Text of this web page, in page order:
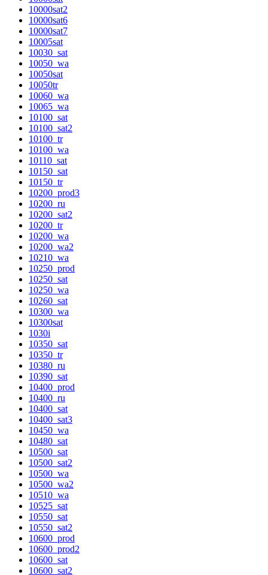
10000sat2
10000sat6
10000sat7
10005sat
10030_sat
10050_wa
10050sat
10050tr
10060_wa
10065_wa
10100_sat
10100_sat2
10100_tr
10100_wa
10110_sat
10150_sat
10150_tr
10200_prod3
10200_ru
10200_sat2
10200_tr
10200_wa
10200_wa2
10210_wa
10250_prod
10250_sat
10250_wa
10260_sat
10300_wa
10300sat
1030i
10350_sat
10350_tr
10380_ru
10390_sat
10400_prod
10400_ru
10400_sat
10400_sat3
10450_wa
10480_sat
10500_sat
10500_sat2
10500_wa
10500_wa2
10510_wa
10525_sat
10550_sat
10550_sat2
10600_prod
10600_prod2
10600_sat
10600_sat2